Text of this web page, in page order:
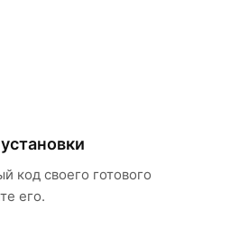
код своего готового
его.